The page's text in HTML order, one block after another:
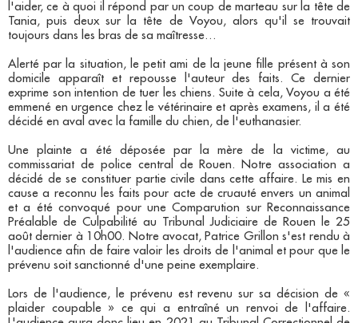
l'aider, ce à quoi il répond par un coup de marteau sur la tête de
Tania, puis deux sur la tête de Voyou, alors qu'il se trouvait
toujours dans les bras de sa maîtresse…
Alerté par la situation, le petit ami de la jeune fille présent à son
domicile apparaît et repousse l'auteur des faits. Ce dernier
exprime son intention de tuer les chiens. Suite à cela, Voyou a été
emmené en urgence chez le vétérinaire et après examens, il a été
décidé en aval avec la famille du chien, de l'euthanasier.
Une plainte a été déposée par la mère de la victime, au
commissariat de police central de Rouen. Notre association a
décidé de se constituer partie civile dans cette affaire. Le mis en
cause a reconnu les faits pour acte de cruauté envers un animal
et a été convoqué pour une Comparution sur Reconnaissance
Préalable de Culpabilité au Tribunal Judiciaire de Rouen le 25
août dernier à 10h00. Notre avocat, Patrice Grillon s'est rendu à
l'audience afin de faire valoir les droits de l'animal et pour que le
prévenu soit sanctionné d'une peine exemplaire.
Lors de l'audience, le prévenu est revenu sur sa décision de «
plaider coupable » ce qui a entraîné un renvoi de l'affaire.